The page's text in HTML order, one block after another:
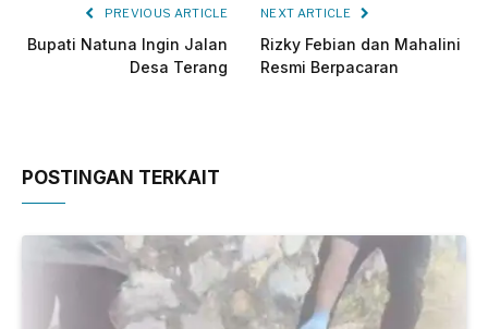
PREVIOUS ARTICLE
Bupati Natuna Ingin Jalan
Desa Terang
NEXT ARTICLE
Rizky Febian dan Mahalini
Resmi Berpacaran
POSTINGAN TERKAIT